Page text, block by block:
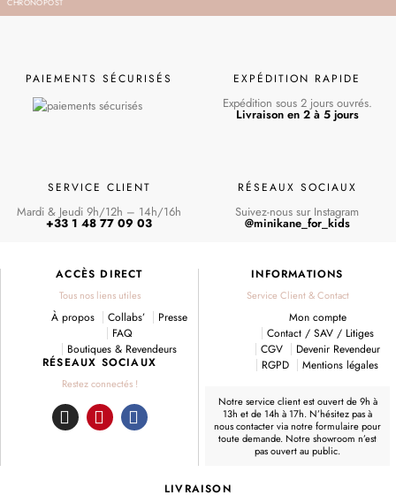
PAIEMENTS SÉCURISÉS EXPÉDITION RAPIDE
Expédition sous 2 jours ouvrés.
Livraison en 2 à 5 jours
SERVICE CLIENT
Mardi & Jeudi 9h/12h – 14h/16h
+33 1 48 77 09 03
RÉSEAUX SOCIAUX
Suivez-nous sur Instagram
@minikane_for_kids
ACCÈS DIRECT
Tous nos liens utiles
À propos Collabs’
Presse
FAQ
Boutiques & Revendeurs
RÉSEAUX SOCIAUX
Restez connectés !
I P F
INFORMATIONS
Service Client & Contact
Mon compte
Contact / SAV / Litiges
CGV
Devenir Revendeur
RGPD
Mentions légales
Notre service client est ouvert de 9h à
13h et de 14h à 17h. N’hésitez pas à
nous contactervia notre formulairepour
toute demande. Notre showroom n’est
pas ouvert au public.
LIVRAISON